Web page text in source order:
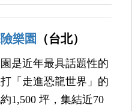
樂園 （台北）
是近年最具話題性的
「走進恐龍世界」的
1,500 坪，集結近70